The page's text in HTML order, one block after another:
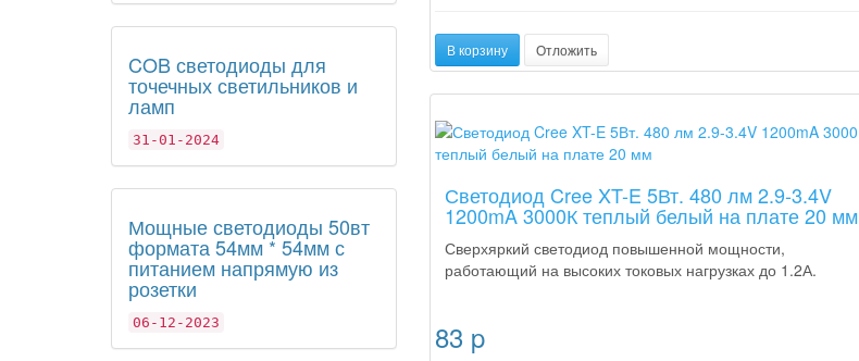
COB светодиоды для
точечных светильников и
ламп
31-01-2024
Мощные светодиоды 50вт
формата 54мм * 54мм с
питанием напрямую из
розетки
06-12-2023
В корзину Отложить
Светодиод Cree XT-E 5Вт. 480 лм 2.9-3.4V
1200mA 3000К теплый белый на плате 20 мм
Сверхяркий светодиод повышенной мощности,
работающий на высоких токовых нагрузках до 1.2А.
83 p